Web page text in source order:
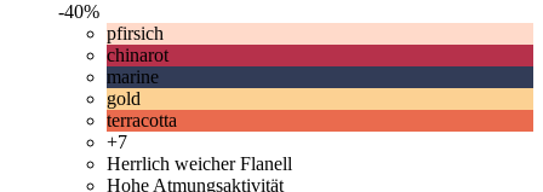
-40%
pfirsich
chinarot
marine
gold
terracotta
+7
Herrlich weicher Flanell
Hohe Atmungsaktivität